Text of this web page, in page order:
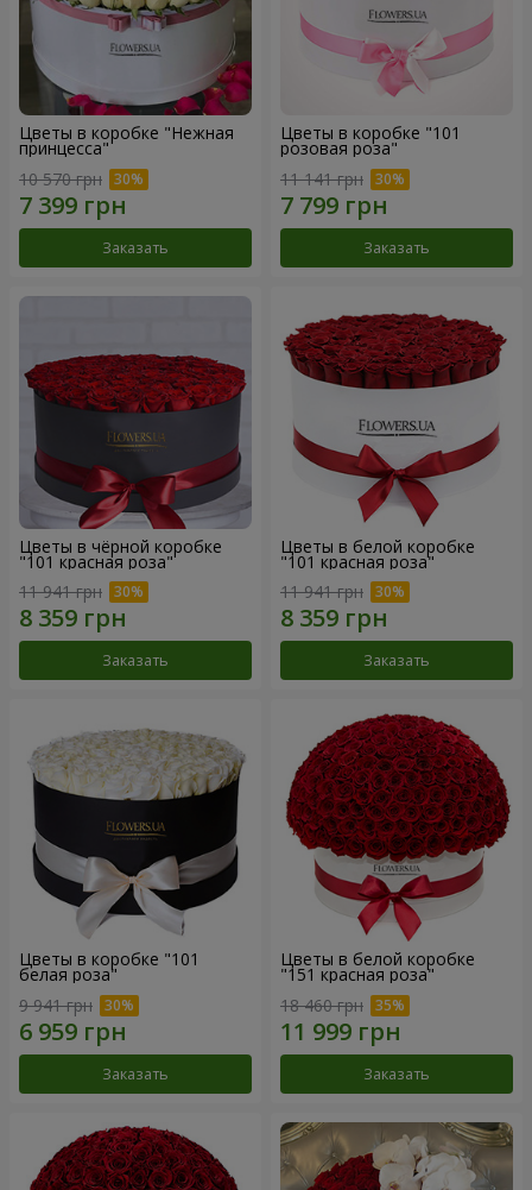
Цветы в коробке "Нежная
принцесса"
10 570 грн
Заказать
Цветы в коробке "101
розовая роза"
11 141 грн
Заказать
Цветы в чёрной коробке
"101 красная роза"
11 941 грн
Заказать
Цветы в белой коробке
"101 красная роза"
11 941 грн
Заказать
Цветы в коробке "101
белая роза"
9 941 грн
Заказать
Цветы в белой коробке
"151 красная роза"
18 460 грн
Заказать